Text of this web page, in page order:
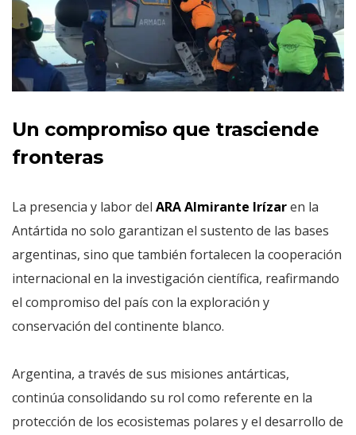
Un compromiso que trasciende
fronteras
La presencia y labor del ARA Almirante Irízaren la
Antártida no solo garantizan el sustento de las bases
argentinas, sino que también fortalecen la cooperación
internacional en la investigación científica, reafirmando
el compromiso del país con la exploración y
conservación del continente blanco.
Argentina, a través de sus misiones antárticas,
continúa consolidando su rol como referente en la
protección de los ecosistemas polares y el desarrollo de